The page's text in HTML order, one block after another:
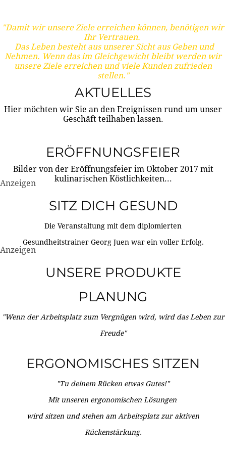
"Damit wir unsere Ziele erreichen können, benötigen wir
Ihr Vertrauen.
Das Leben besteht aus unserer Sicht aus Geben und
Nehmen. Wenn das im Gleichgewicht bleibt werden wir
unsere Ziele erreichen und viele Kunden zufrieden
stellen."
AKTUELLES
Hier möchten wir Sie an den Ereignissen rund um unser
Geschäft teilhaben lassen.
ERÖFFNUNGSFEIER
Bilder von der Eröffnungsfeier im Oktober 2017 mit
kulinarischen Köstlichkeiten...
Anzeigen
SITZ DICH GESUND
Die Veranstaltung mit dem diplomierten
Gesundheitstrainer Georg Juen war ein voller Erfolg.
Anzeigen
UNSERE PRODUKTE
PLANUNG
"Wenn der Arbeitsplatz zum Vergnügen wird, wird das Leben zur
Freude"
ERGONOMISCHES SITZEN
"Tu deinem Rücken etwas Gutes!"
Mit unseren ergonomischen Lösungen
wird sitzen und stehen am Arbeitsplatz zur aktiven
Rückenstärkung.